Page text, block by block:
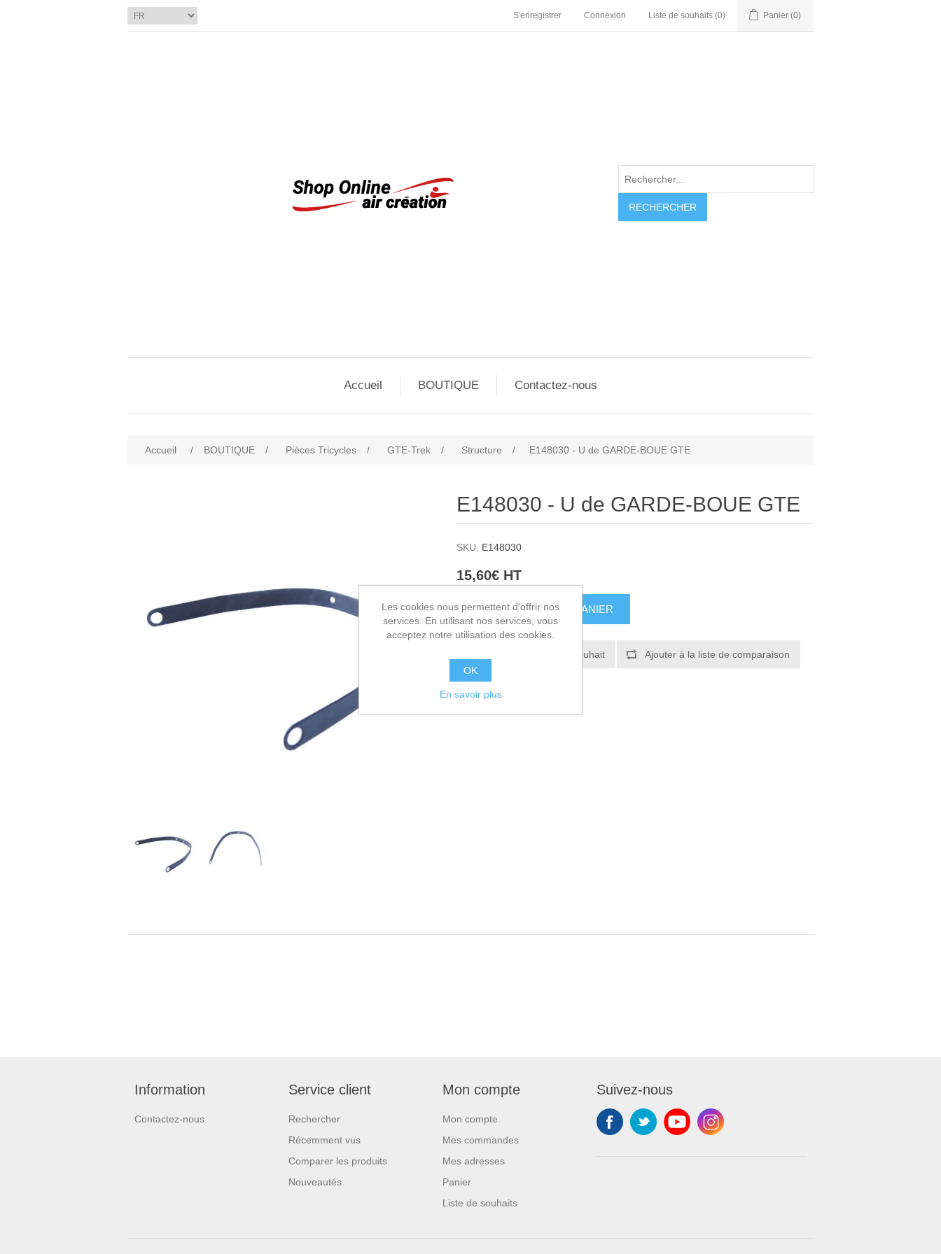
S'enregistrer Connexion Liste de souhaits (0) Panier (0)
RECHERCHER
Accueil BOUTIQUE Contactez-nous
Accueil / BOUTIQUE / Pièces Tricycles / GTE-Trek / Structure / E148030 - U de GARDE-BOUE GTE
E148030 - U de GARDE-BOUE GTE
SKU: E148030
15,60€ HT
AJOUTER AU PANIER
Ajouter à la liste de souhait Ajouter à la liste de comparaison
Envoyer à un ami
Information
Contactez-nous
Service client
Rechercher
Récemment vus
Comparer les produits
Nouveautés
Mon compte
Mon compte
Mes commandes
Mes adresses
Panier
Liste de souhaits
Suivez-nous
Les cookies nous permettent d'offrir nos
services. En utilisant nos services, vous
acceptez notre utilisation des cookies.
OK
En savoir plus